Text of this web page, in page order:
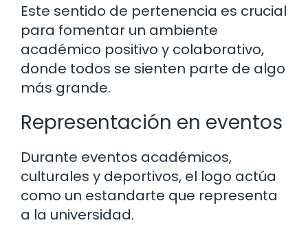
Este sentido de pertenencia es crucial
para fomentar un ambiente
académico positivo y colaborativo,
donde todos se sienten parte de algo
más grande.
Representación en eventos
Durante eventos académicos,
culturales y deportivos, el logo actúa
como un estandarte que representa
a la universidad.